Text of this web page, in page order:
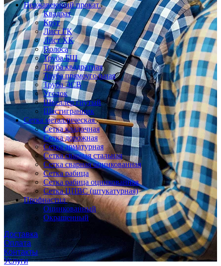
Нержавеющий прокат
Квадрат
Круг
Лист ГК
Лист ХК
Полоса
Труба БШ
Труба квадратная
Труба прямоугольная
Труба ЭСВ
Уголок
Швеллер гнутый
Шестигранник
Сетка металлическая
Сетка кладочная
Сетка дорожная
Сетка арматурная
Сетка сварная стальная
Сетка сварная оцинкованная
Сетка рабица
Сетка рабица оцинкованная
Сетка ЦПВС (штукатурная)
Профнастил
Оцинкованный
Окрашенный
Доставка
Оплата
Контакты
Услуги